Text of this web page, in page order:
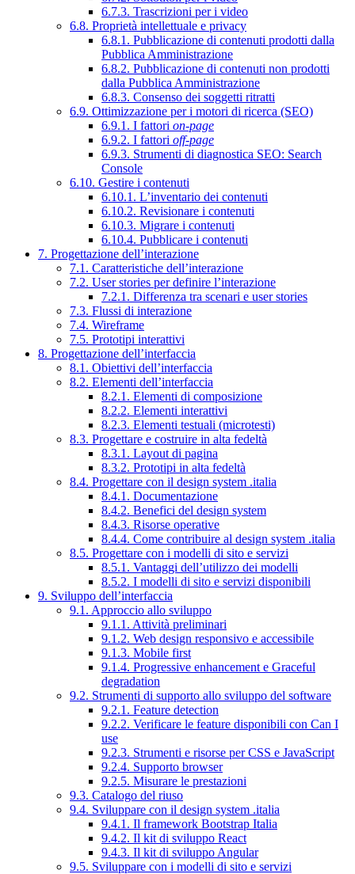
6.7.3. Trascrizioni per i video
6.8. Proprietà intellettuale e privacy
6.8.1. Pubblicazione di contenuti prodotti dalla
Pubblica Amministrazione
6.8.2. Pubblicazione di contenuti non prodotti
dalla Pubblica Amministrazione
6.8.3. Consenso dei soggetti ritratti
6.9. Ottimizzazione per i motori di ricerca (SEO)
6.9.1. I fattori on-page
6.9.2. I fattori off-page
6.9.3. Strumenti di diagnostica SEO: Search
Console
6.10. Gestire i contenuti
6.10.1. L’inventario dei contenuti
6.10.2. Revisionare i contenuti
6.10.3. Migrare i contenuti
6.10.4. Pubblicare i contenuti
7. Progettazione dell’interazione
7.1. Caratteristiche dell’interazione
7.2. User stories per definire l’interazione
7.2.1. Differenza tra scenari e user stories
7.3. Flussi di interazione
7.4. Wireframe
7.5. Prototipi interattivi
8. Progettazione dell’interfaccia
8.1. Obiettivi dell’interfaccia
8.2. Elementi dell’interfaccia
8.2.1. Elementi di composizione
8.2.2. Elementi interattivi
8.2.3. Elementi testuali (microtesti)
8.3. Progettare e costruire in alta fedeltà
8.3.1. Layout di pagina
8.3.2. Prototipi in alta fedeltà
8.4. Progettare con il design system .italia
8.4.1. Documentazione
8.4.2. Benefici del design system
8.4.3. Risorse operative
8.4.4. Come contribuire al design system .italia
8.5. Progettare con i modelli di sito e servizi
8.5.1. Vantaggi dell’utilizzo dei modelli
8.5.2. I modelli di sito e servizi disponibili
9. Sviluppo dell’interfaccia
9.1. Approccio allo sviluppo
9.1.1. Attività preliminari
9.1.2. Web design responsivo e accessibile
9.1.3. Mobile first
9.1.4. Progressive enhancement e Graceful
degradation
9.2. Strumenti di supporto allo sviluppo del software
9.2.1. Feature detection
9.2.2. Verificare le feature disponibili con Can I
use
9.2.3. Strumenti e risorse per CSS e JavaScript
9.2.4. Supporto browser
9.2.5. Misurare le prestazioni
9.3. Catalogo del riuso
9.4. Sviluppare con il design system .italia
9.4.1. Il framework Bootstrap Italia
9.4.2. Il kit di sviluppo React
9.4.3. Il kit di sviluppo Angular
9.5. Sviluppare con i modelli di sito e servizi